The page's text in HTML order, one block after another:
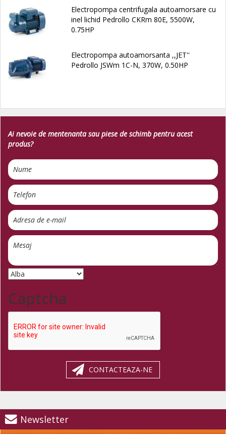
Electropompa centrifugala autoamorsare cu
inel lichid Pedrollo CKRm 80E, 5500W,
0.75HP
Electropompa autoamorsanta ,,JET''
Pedrollo JSWm 1C-N, 370W, 0.50HP
Ai nevoie de mentenanta sau piese de schimb pentru acest
produs?
Captcha
CONTACTEAZA-NE
Newsletter